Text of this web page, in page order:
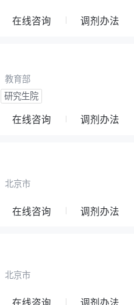
在线咨询 调剂办法
教育部
研究生院
在线咨询 调剂办法
北京市
在线咨询 调剂办法
北京市
在线咨询 调剂办法